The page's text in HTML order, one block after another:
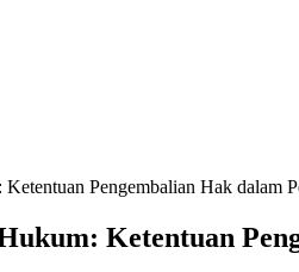
Pengembalian Hak dalam
Ketentuan